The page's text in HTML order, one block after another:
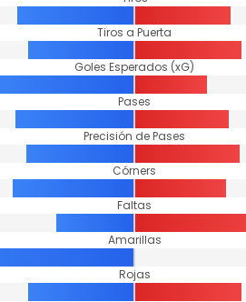
Tiros a Puerta
Goles Esperados (xG)
Pases
Precisión de Pases
Córners
Faltas
Amarillas
Rojas